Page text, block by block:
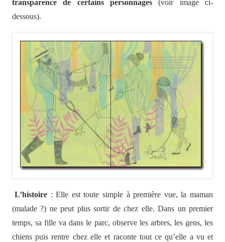
transparence de certains personnages (voir image ci-
dessous).
L’histoire: Elle est toute simple à première vue, la maman
(malade ?) ne peut plus sortir de chez elle. Dans un premier
temps, sa fille va dans le parc, observe les arbres, les gens, les
chiens puis rentre chez elle et raconte tout ce qu’elle a vu et